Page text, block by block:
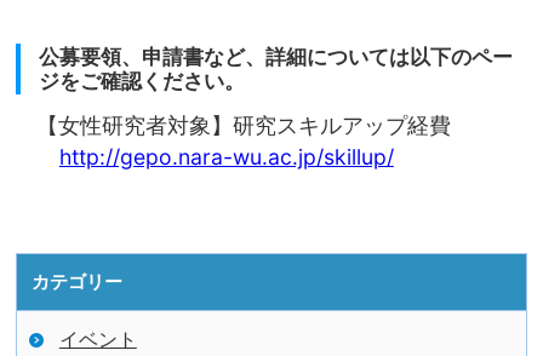
公募要領、申請書など、詳細については以下のペー
ジをご確認ください。
【女性研究者対象】研究スキルアップ経費
http://gepo.nara-wu.ac.jp/skillup/
カテゴリー
イベント